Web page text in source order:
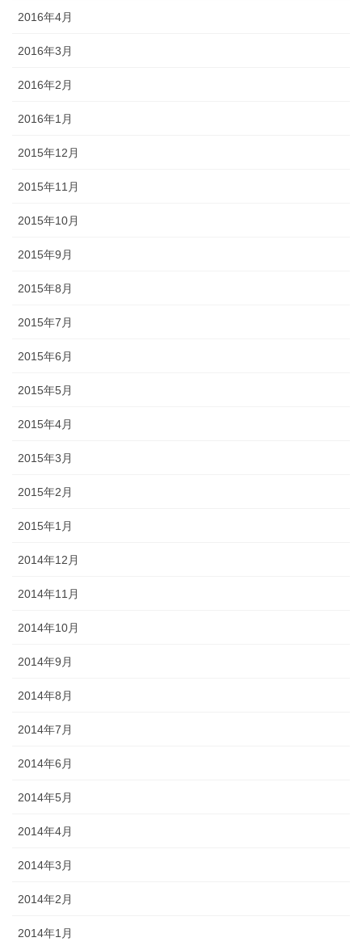
2016年4月
2016年3月
2016年2月
2016年1月
2015年12月
2015年11月
2015年10月
2015年9月
2015年8月
2015年7月
2015年6月
2015年5月
2015年4月
2015年3月
2015年2月
2015年1月
2014年12月
2014年11月
2014年10月
2014年9月
2014年8月
2014年7月
2014年6月
2014年5月
2014年4月
2014年3月
2014年2月
2014年1月